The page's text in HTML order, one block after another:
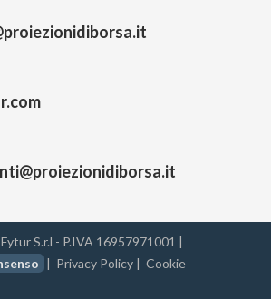
S.r.l - P.IVA 16957971001 |
| Privacy Policy | Cookie